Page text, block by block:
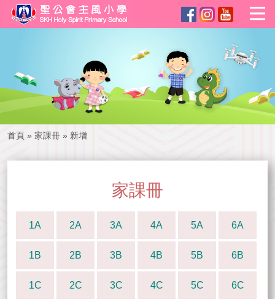
首頁 » 家課冊 » 新增
家課冊
1A 2A 3A 4A 5A 6A
1B 2B 3B 4B 5B 6B
1C 2C 3C 4C 5C 6C